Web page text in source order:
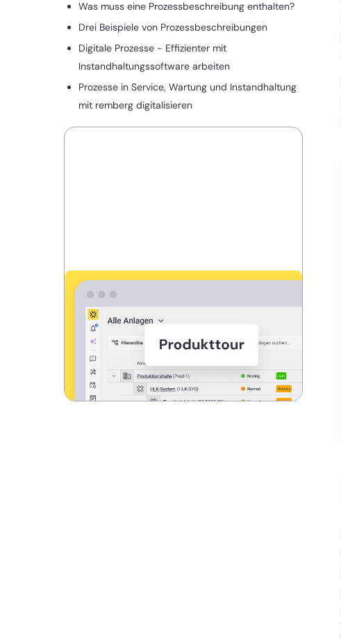
Was muss eine Prozessbeschreibung enthalten?
Drei Beispiele von Prozessbeschreibungen
Digitale Prozesse - Effizienter mit
Instandhaltungssoftware arbeiten
Prozesse in Service, Wartung und Instandhaltung
mit remberg digitalisieren
REMBERG, DIE MODERNE
INSTANDHALTUNGSSOFTWARE
Digitalisiere Instandhaltung in
Rekordzeit
Produkt entdecken